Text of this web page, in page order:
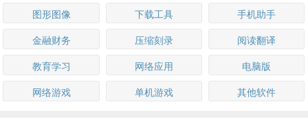
图形图像
下载工具
手机助手
金融财务
压缩刻录
阅读翻译
教育学习
网络应用
电脑版
网络游戏
单机游戏 其他软件